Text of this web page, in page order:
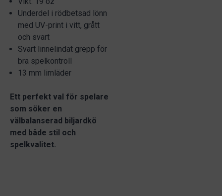
Underdel i rödbetsad lönn
med UV-print i vitt, grått
och svart
Svart linnelindat grepp för
bra spelkontroll
13 mm limläder
Ett perfekt val för spelare
som söker en
välbalanserad biljardkö
med både stil och
spelkvalitet.